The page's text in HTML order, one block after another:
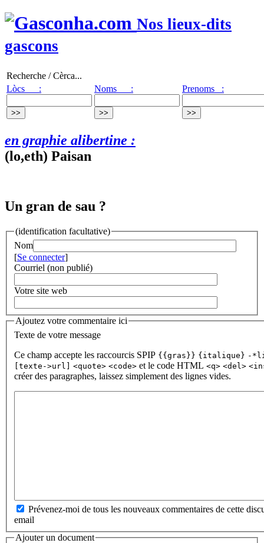
Nos lieux-dits
gascons
Recherche / Cèrca...
Lòcs :
Noms : Prenoms :
en graphie alibertine :
(lo,eth) Paisan
Un gran de sau ?
(identification facultative)
Nom
[Se connecter]
Courriel (non publié)
Votre site web
Ajoutez votre commentaire ici
Texte de votre message
Ce champ accepte les raccourcis SPIP {{gras}} {italique} -
[texte->url] <quote> <code> et le code HTML <q> <del>
créer des paragraphes, laissez simplement des lignes vides.
Prévenez-moi de tous les nouveaux commentaires de cette
email
Ajouter un document